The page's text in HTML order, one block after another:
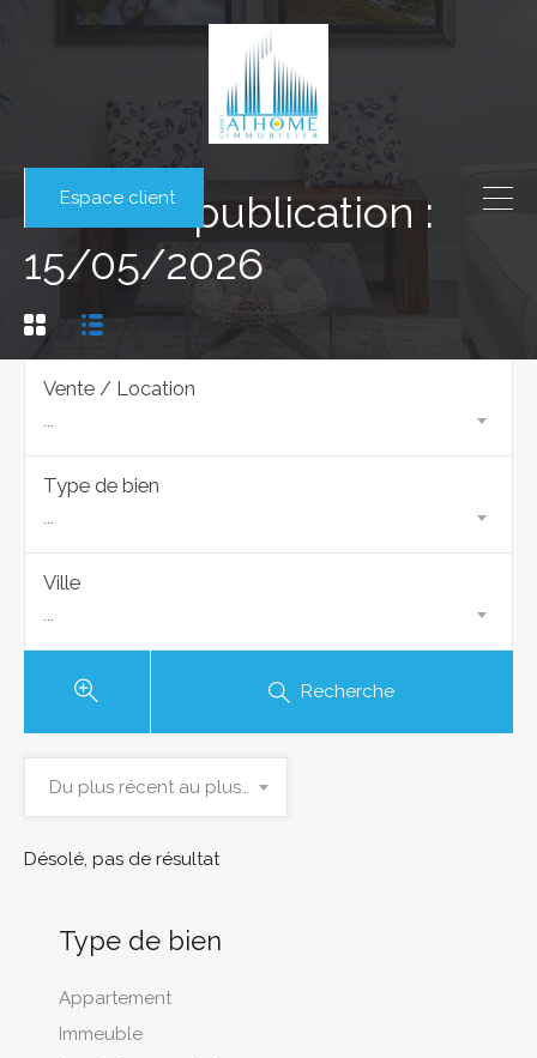
Espace client
Date de publication :
15/05/2026
Vente / Location
...
Type de bien
...
Ville
...
Recherche
Du plus récent au plus ancien
Désolé, pas de résultat
Type de bien
Appartement
Immeuble